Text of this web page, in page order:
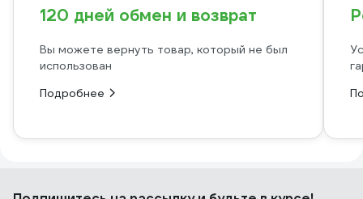
120 дней обмен и возврат
Вы можете вернуть товар, который не был
использован
Подробнее